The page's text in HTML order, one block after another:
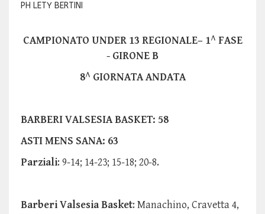
PH LETY BERTINI
CAMPIONATO UNDER 13 REGIONALE– 1^ FASE
- GIRONE B
8^ GIORNATA ANDATA
BARBERI VALSESIA BASKET: 58
ASTI MENS SANA: 63
Parziali: 9-14; 14-23; 15-18; 20-8.
Barberi Valsesia Basket: Manachino, Cravetta 4,